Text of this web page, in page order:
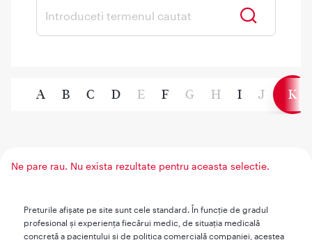
A B C D E F G H I J K
Ne pare rau. Nu exista rezultate pentru aceasta selectie.
Preturile afişate pe site sunt cele standard. În funcţie de gradul
profesional şi experienţa fiecărui medic, de situaţia medicală
concretă a pacientului şi de politica comercială companiei, acestea